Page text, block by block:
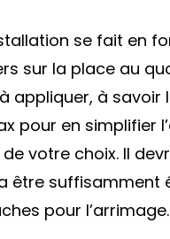
se fait en
sur la place au
appliquer, à savoir
pour en simplifier
votre choix. Il
être suffisamment
pour l’arrimage.